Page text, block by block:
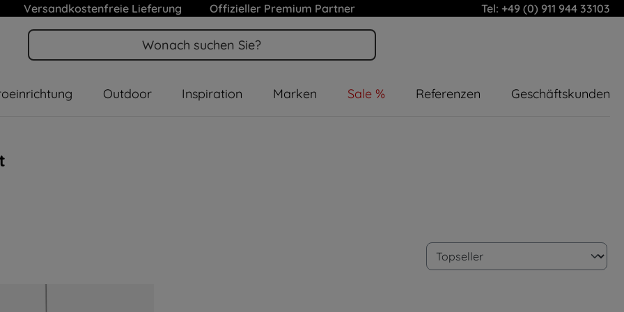
Versandkostenfreie Lieferung Offizieller Premium Partner Tel: +49 (0) 911 944 33103
Outdoor Inspiration Marken Sale % Referenzen Geschäftskunden